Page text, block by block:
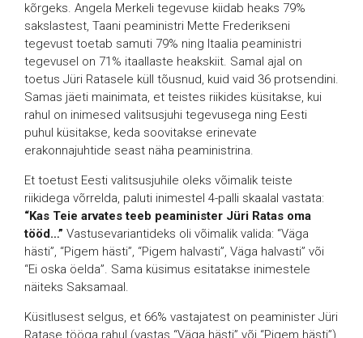
kõrgeks. Angela Merkeli tegevuse kiidab heaks 79%
sakslastest, Taani peaministri Mette Frederikseni
tegevust toetab samuti 79% ning Itaalia peaministri
tegevusel on 71% itaallaste heakskiit. Samal ajal on
toetus Jüri Ratasele küll tõusnud, kuid vaid 36 protsendini.
Samas jäeti mainimata, et teistes riikides küsitakse, kui
rahul on inimesed valitsusjuhi tegevusega ning Eesti
puhul küsitakse, keda soovitakse erinevate
erakonnajuhtide seast näha peaministrina.
Et toetust Eesti valitsusjuhile oleks võimalik teiste
riikidega võrrelda, paluti inimestel 4-palli skaalal vastata:
“Kas Teie arvates teeb peaminister Jüri Ratas oma
tööd…” Vastusevariantideks oli võimalik valida: “Väga
hästi”, “Pigem hästi”, “Pigem halvasti”, Väga halvasti” või
“Ei oska öelda”. Sama küsimus esitatakse inimestele
näiteks Saksamaal.
Küsitlusest selgus, et 66% vastajatest on peaminister Jüri
Ratase tööga rahul (vastas “Väga hästi” või “Pigem hästi”),